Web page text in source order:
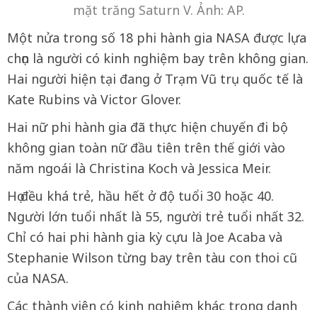
mặt trăng Saturn V. Ảnh: AP.
Một nửa trong số 18 phi hành gia NASA được lựa
chọn là người có kinh nghiệm bay trên không gian.
Hai người hiện tại đang ở Trạm Vũ trụ quốc tế là
Kate Rubins và Victor Glover.
Hai nữ phi hành gia đã thực hiện chuyến đi bộ
không gian toàn nữ đầu tiên trên thế giới vào
năm ngoái là Christina Koch và Jessica Meir.
Họ đều khá trẻ, hầu hết ở độ tuổi 30 hoặc 40.
Người lớn tuổi nhất là 55, người trẻ tuổi nhất 32.
Chỉ có hai phi hành gia kỳ cựu là Joe Acaba và
Stephanie Wilson từng bay trên tàu con thoi cũ
của NASA.
Các thành viên có kinh nghiệm khác trong danh